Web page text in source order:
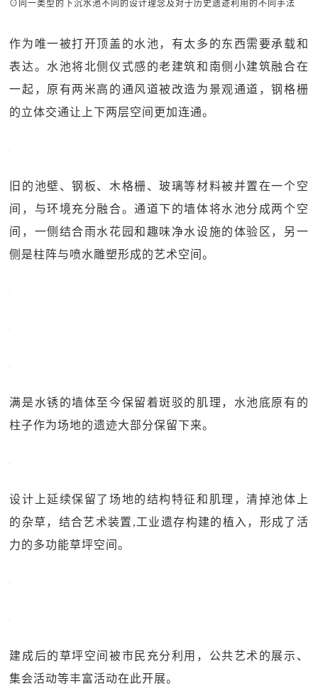
⊙同一类型的下沉水池不同的设计理念及对于历史遗迹利用的不同手法
作为唯一被打开顶盖的水池，有太多的东西需要承载和
表达。水池将北侧仪式感的老建筑和南侧小建筑融合在
一起，原有两米高的通风道被改造为景观通道，钢格栅
的立体交通让上下两层空间更加连通。
旧的池壁、钢板、木格栅、玻璃等材料被并置在一个空
间，与环境充分融合。通道下的墙体将水池分成两个空
间，一侧结合雨水花园和趣味净水设施的体验区，另一
侧是柱阵与喷水雕塑形成的艺术空间。
满是水锈的墙体至今保留着斑驳的肌理，水池底原有的
柱子作为场地的遗迹大部分保留下来。
设计上延续保留了场地的结构特征和肌理，清掉池体上
的杂草，结合艺术装置,工业遗存构建的植入，形成了活
力的多功能草坪空间。
建成后的草坪空间被市民充分利用，公共艺术的展示、
集会活动等丰富活动在此开展。